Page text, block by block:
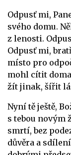
Odpusť mi,
svého domu.
z lenosti.
Odpusť mi,
místo pro
mohl cítit
žít jinak, šířit
Nyní tě ještě,
s tebou novým
smrtí, bez
důvěra a